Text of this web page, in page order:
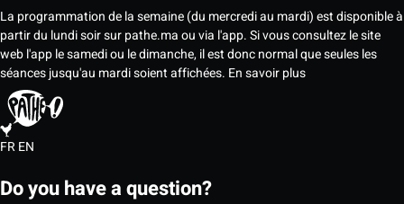
La programmation de la semaine (du mercredi au mardi) est disponible à
partir du lundi soir sur pathe.ma ou via l'app. Si vous consultez le site
web l'app le samedi ou le dimanche, il est donc normal que seules les
séances jusqu'au mardi soient affichées. En savoir plus
FREN
Do you have a question?